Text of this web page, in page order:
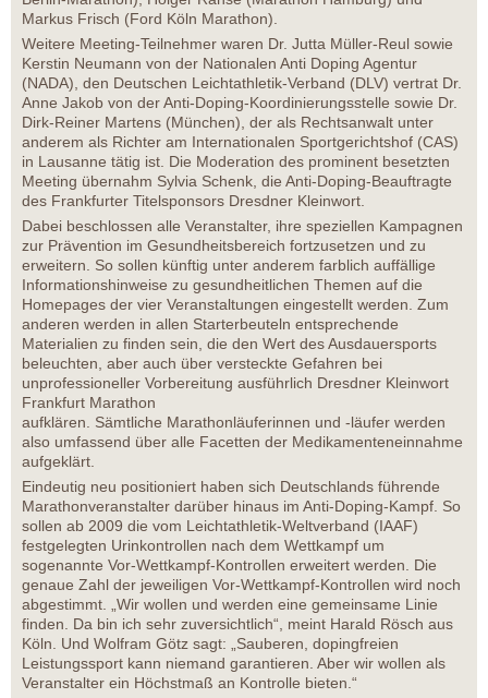
Markus Frisch (Ford Köln Marathon).
Weitere Meeting-Teilnehmer waren Dr. Jutta Müller-Reul sowie
Kerstin Neumann von der Nationalen Anti Doping Agentur
(NADA), den Deutschen Leichtathletik-Verband (DLV) vertrat Dr.
Anne Jakob von der Anti-Doping-Koordinierungsstelle sowie Dr.
Dirk-Reiner Martens (München), der als Rechtsanwalt unter
anderem als Richter am Internationalen Sportgerichtshof (CAS)
in Lausanne tätig ist. Die Moderation des prominent besetzten
Meeting übernahm Sylvia Schenk, die Anti-Doping-Beauftragte
des Frankfurter Titelsponsors Dresdner Kleinwort.
Dabei beschlossen alle Veranstalter, ihre speziellen Kampagnen
zur Prävention im Gesundheitsbereich fortzusetzen und zu
erweitern. So sollen künftig unter anderem farblich auffällige
Informationshinweise zu gesundheitlichen Themen auf die
Homepages der vier Veranstaltungen eingestellt werden. Zum
anderen werden in allen Starterbeuteln entsprechende
Materialien zu finden sein, die den Wert des Ausdauersports
beleuchten, aber auch über versteckte Gefahren bei
unprofessioneller Vorbereitung ausführlich Dresdner Kleinwort
Frankfurt Marathon
aufklären. Sämtliche Marathonläuferinnen und -läufer werden
also umfassend über alle Facetten der Medikamenteneinnahme
aufgeklärt.
Eindeutig neu positioniert haben sich Deutschlands führende
Marathonveranstalter darüber hinaus im Anti-Doping-Kampf. So
sollen ab 2009 die vom Leichtathletik-Weltverband (IAAF)
festgelegten Urinkontrollen nach dem Wettkampf um
sogenannte Vor-Wettkampf-Kontrollen erweitert werden. Die
genaue Zahl der jeweiligen Vor-Wettkampf-Kontrollen wird noch
abgestimmt. „Wir wollen und werden eine gemeinsame Linie
finden. Da bin ich sehr zuversichtlich“, meint Harald Rösch aus
Köln. Und Wolfram Götz sagt: „Sauberen, dopingfreien
Leistungssport kann niemand garantieren. Aber wir wollen als
Veranstalter ein Höchstmaß an Kontrolle bieten.“